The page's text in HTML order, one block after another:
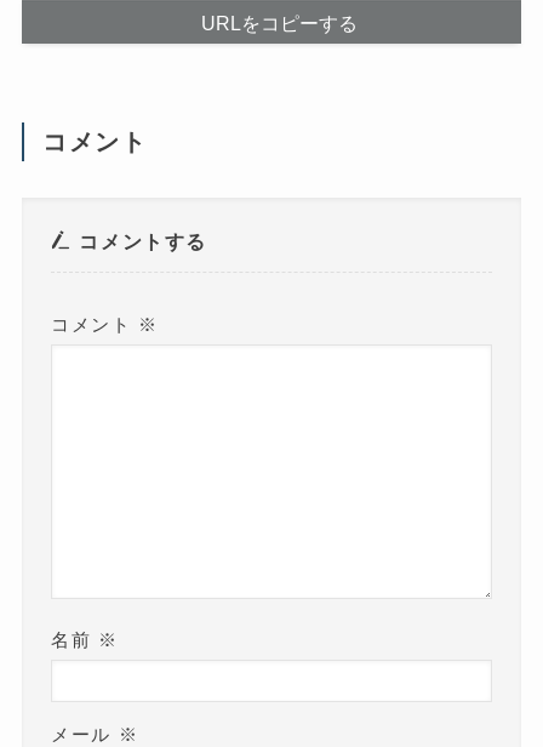
ン
ま
す
URLをコピーする
コメント
コメントする
コメント ※
名前 ※
メール ※